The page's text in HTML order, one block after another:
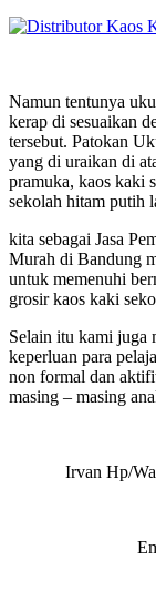
Namun tentunya
kerap di sesuaikan
tersebut. Patokan
yang di uraikan di
pramuka, kaos kaki
sekolah hitam putih
kita sebagai Jasa
Murah di Bandung
untuk memenuhi
grosir kaos kaki
Selain itu kami juga
keperluan para
non formal dan
masing – masing
Irvan Hp/